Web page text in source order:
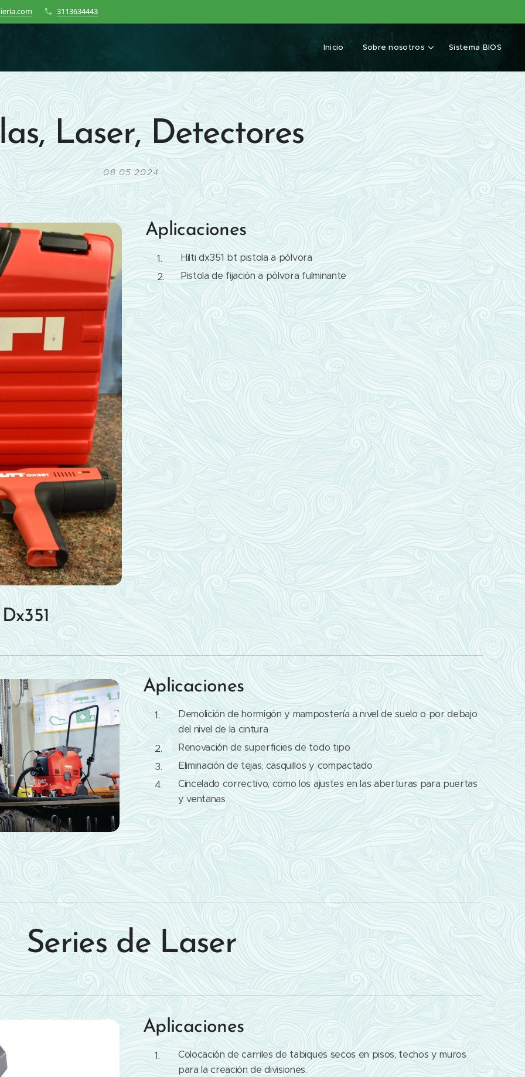
3113634443
Inicio Sobre nosotros Sistema BIOS
Laser, Detectores
08.05.2024
Aplicaciones
Hilti dx351 bt pistola a pólvora
Pistola de fijación a pólvora fulminante
Aplicaciones
Demolición de hormigón y mampostería a nivel de suelo o por debajo
del nivel de la cintura
Renovación de superficies de todo tipo
Eliminación de tejas, casquillos y compactado
Cincelado correctivo, como los ajustes en las aberturas para puertas
y ventanas
Series de Laser
Aplicaciones
Colocación de carriles de tabiques secos en pisos, techos y muros
para la creación de divisiones.